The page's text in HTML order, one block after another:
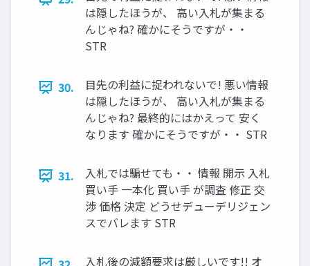
は隠したほうが、 高い入札が集まる
んじゃね? 確かにそうですが・・
STR
30.
目先の利益に捉われないで! 悪い情報
は隠したほうが、 高い入札が集まる
んじゃね? 最終的にはかえって 安く
なります 確かにそうですが・・ STR
31.
入札では騙せても・・ 情報 開示 入札
買い手 一本化 買い手 が調査 修正 交
渉 価格 決定 どうせデューデリジェン
スでバレます STR
入札後の減額要求は厳しいです!! オ